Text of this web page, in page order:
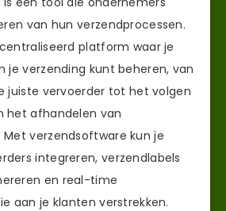
van hun verzendprocessen.
platform waar je
je verzending kunt beheren, van
juiste vervoerder tot het volgen
het afhandelen van
verzendsoftware kun je
integreren, verzendlabels
en real-time
aan je klanten verstrekken.